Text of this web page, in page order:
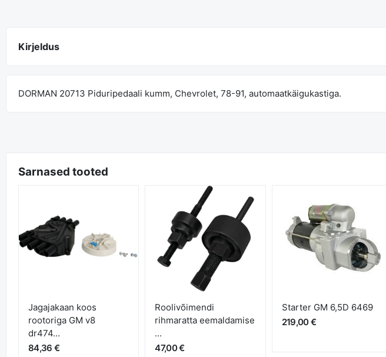
Kirjeldus
DORMAN 20713 Piduripedaali kumm, Chevrolet, 78-91, automaatkäigukastiga.
Sarnased tooted
Jagajakaan koos
rootoriga GM v8
dr474...
84,36 €
Roolivõimendi
rihmaratta eemaldamise
...
47,00 €
Starter GM 6,5D 6469
219,00 €